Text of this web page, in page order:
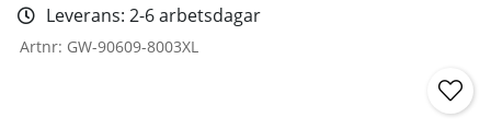
Leverans: 2-6 arbetsdagar
Artnr: GW-90609-8003XL